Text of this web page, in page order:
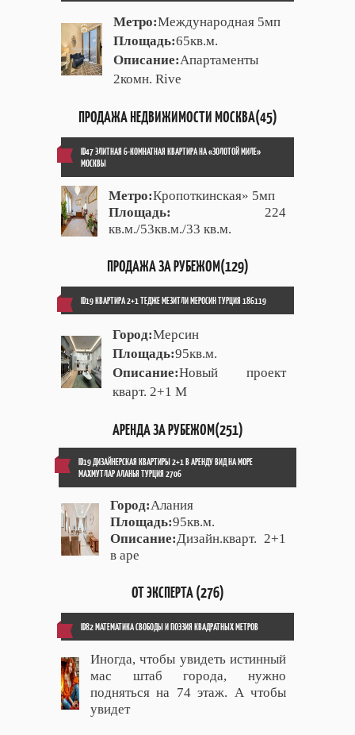
Метро:Международная 5мп
Площадь:65кв.м.
Описание:Апартаменты
2комн. Rive
ПРОДАЖА НЕДВИЖИМОСТИ МОСКВА(45)
ID47 ЭЛИТНАЯ 6-КОМНАТНАЯ КВАРТИРА НА «ЗОЛОТОЙ МИЛЕ»
МОСКВЫ
Метро:Кропоткинская» 5мп
Площадь:
224
кв.м./53кв.м./33 кв.м.
ПРОДАЖА ЗА РУБЕЖОМ(129)
ID19 КВАРТИРА 2+1 ТЕДЖЕ МЕЗИТЛИ МЕРОСИН ТУРЦИЯ 186119
Город:Мерсин
Площадь:95кв.м.
Описание:Новый проект
кварт. 2+1 М
АРЕНДА ЗА РУБЕЖОМ(251)
ID19 ДИЗАЙНЕРСКАЯ КВАРТИРЫ 2+1 В АРЕНДУ ВИД НА МОРЕ
МАХМУТЛАР АЛАНЬЯ ТУРЦИЯ 2706
Город:Алания
Площадь:95кв.м.
Описание:Дизайн.кварт. 2+1
в аре
ОТ ЭКСПЕРТА (276)
ID82 МАТЕМАТИКА СВОБОДЫ И ПОЭЗИЯ КВАДРАТНЫХ МЕТРОВ
Иногда, чтобы увидеть истинный
мас штаб города, нужно
подняться на 74 этаж. А чтобы
увидет